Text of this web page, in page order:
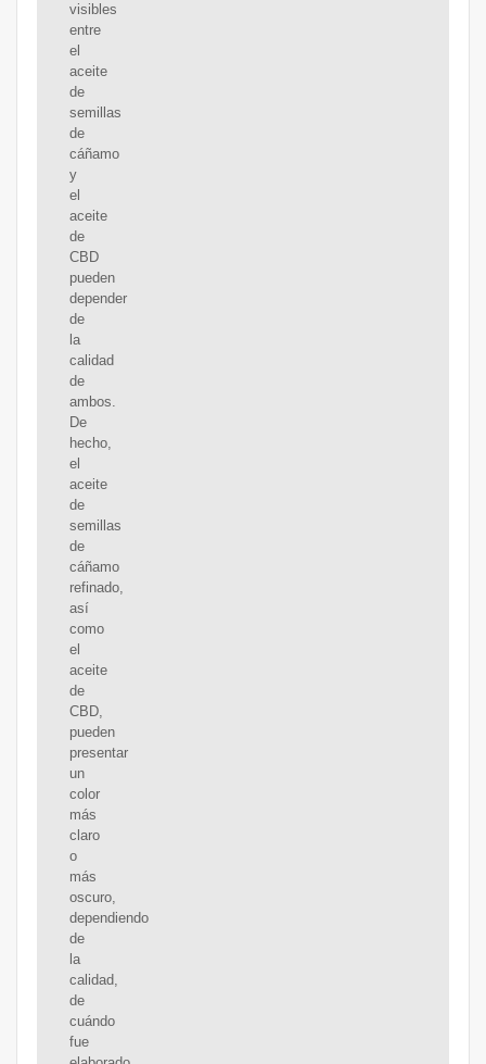
visibles
entre
el
aceite
de
semillas
de
cáñamo
y
el
aceite
de
CBD
pueden
depender
de
la
calidad
de
ambos.
De
hecho,
el
aceite
de
semillas
de
cáñamo
refinado,
así
como
el
aceite
de
CBD,
pueden
presentar
un
color
más
claro
o
más
oscuro,
dependiendo
de
la
calidad,
de
cuándo
fue